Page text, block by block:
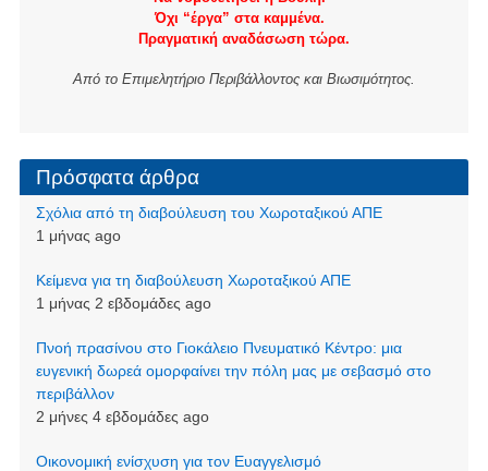
Όχι “έργα” στα καμμένα.
Πραγματική αναδάσωση τώρα.
Από το Επιμελητήριο Περιβάλλοντος και Βιωσιμότητος.
Πρόσφατα άρθρα
Σχόλια από τη διαβούλευση του Χωροταξικού ΑΠΕ
1 μήνας ago
Kείμενα για τη διαβούλευση Χωροταξικού ΑΠΕ
1 μήνας 2 εβδομάδες ago
Πνοή πρασίνου στο Γιοκάλειο Πνευματικό Κέντρο: μια
ευγενική δωρεά ομορφαίνει την πόλη μας με σεβασμό στο
περιβάλλον
2 μήνες 4 εβδομάδες ago
Οικονομική ενίσχυση για τον Ευαγγελισμό